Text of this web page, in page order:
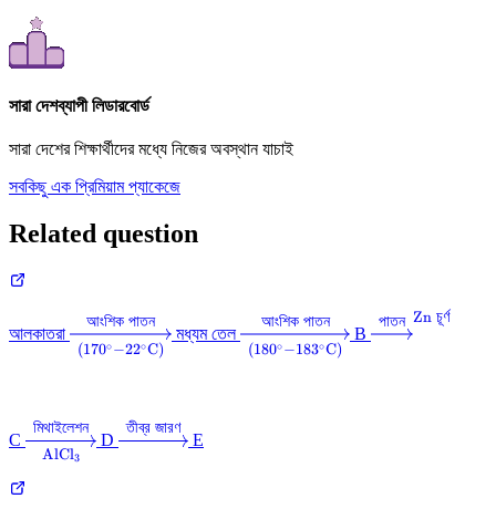
সারা দেশব্যাপী লিডারবোর্ড
সারা দেশের শিক্ষার্থীদের মধ্যে নিজের অবস্থান যাচাই
সবকিছু এক প্রিমিয়াম প্যাকেজে
Related question
আলকাতরা
\xrightarrow[(170^{\circ}-
{\text{আংশিক পাতন}}
আংশিক পাতন
(170∘−22∘C)
মধ্যম তেল
{\text{আংশিক পাতন}}
আংশিক পাতন
(180∘−183∘C)
B
পাতন Zn চূর্ণ
C \xrightarrow[\text{AlCl}_3]
{\text{মিথাইলেশন}}
মিথাইলেশন
AlCl3
D \xrightarrow{\text{তীব্র
তীব্র জারণ
E